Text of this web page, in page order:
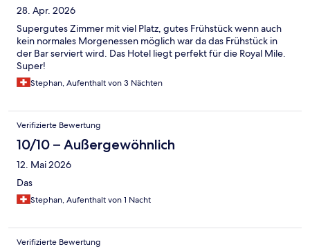
28. Apr. 2026
Supergutes Zimmer mit viel Platz, gutes Frühstück wenn auch
kein normales Morgenessen möglich war da das Frühstück in
der Bar serviert wird. Das Hotel liegt perfekt für die Royal Mile.
Super!
Stephan, Aufenthalt von 3 Nächten
Verifizierte Bewertung
10/10 – Außergewöhnlich
12. Mai 2026
Das
Stephan, Aufenthalt von 1 Nacht
Verifizierte Bewertung